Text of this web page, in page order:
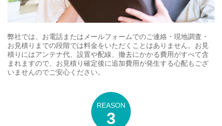
弊社では、お電話またはメールフォームでのご連絡・現地調査・
お見積りまでの段階では料金をいただくことはありません。お見
積りにはアンテナ代、設置や配線、撤去にかかる費用がすべて含
まれますので、お見積り確定後に追加費用が発生する心配もござ
いませんのでご安心ください。